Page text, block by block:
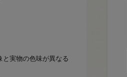
と実物の色味が異なる